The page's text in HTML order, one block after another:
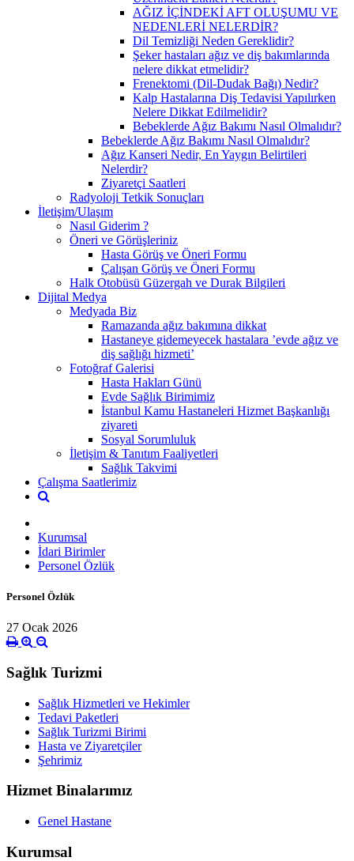
AĞIZ İÇİNDEKİ AFT OLUŞUMU VE
NEDENLERİ NELERDİR?
Dil Temizliği Neden Gereklidir?
Şeker hastaları ağız ve diş bakımlarında
nelere dikkat etmelidir?
Frenektomi (Dil-Dudak Bağı) Nedir?
Kalp Hastalarına Diş Tedavisi Yapılırken
Nelere Dikkat Edilmelidir?
Bebeklerde Ağız Bakımı Nasıl Olmalıdır?
Bebeklerde Ağız Bakımı Nasıl Olmalıdır?
Ağız Kanseri Nedir, En Yaygın Belirtileri
Nelerdir?
Ziyaretçi Saatleri
Radyoloji Tetkik Sonuçları
İletişim/Ulaşım
Nasıl Giderim ?
Öneri ve Görüşleriniz
Hasta Görüş ve Öneri Formu
Çalışan Görüş ve Öneri Formu
Halk Otobüsü Güzergah ve Durak Bilgileri
Dijital Medya
Medyada Biz
Ramazanda ağız bakımına dikkat
Hastaneye gidemeyecek hastalara ’evde ağız ve
diş sağlığı hizmeti’
Fotoğraf Galerisi
Hasta Hakları Günü
Evde Sağlık Birimimiz
İstanbul Kamu Hastaneleri Hizmet Başkanlığı
ziyareti
Sosyal Sorumluluk
İletişim & Tanıtım Faaliyetleri
Sağlık Takvimi
Çalışma Saatlerimiz
Kurumsal
İdari Birimler
Personel Özlük
Personel Özlük
27 Ocak 2026
Sağlık Turizmi
Sağlık Hizmetleri ve Hekimler
Tedavi Paketleri
Sağlık Turizmi Birimi
Hasta ve Ziyaretçiler
Şehrimiz
Hizmet Binalarımız
Genel Hastane
Kurumsal